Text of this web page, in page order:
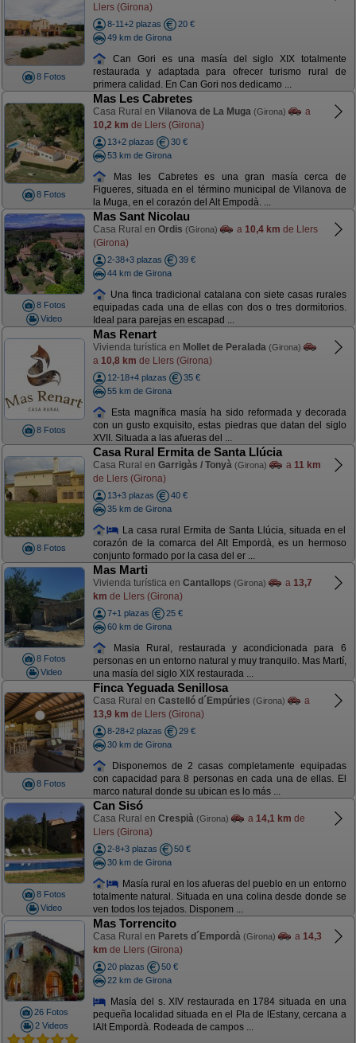
8 Fotos
Llers (Girona)
8-11+2 plazas
20 €
49 km de Girona
Can Gori es una masía del siglo XIX totalmente
restaurada y adaptada para ofrecer turismo rural de
primera calidad. En Can Gori nos dedicamo ...
8 Fotos
Mas Les Cabretes
Casa Rural en Vilanova de La Muga (Girona)
a
10,2 km de Llers (Girona)
13+2 plazas
30 €
53 km de Girona
Mas les Cabretes es una gran masía cerca de
Figueres, situada en el término municipal de Vilanova de
la Muga, en el corazón del Alt Empodà. ...
8 Fotos
Video
Mas Sant Nicolau
Casa Rural en Ordis (Girona) a 10,4 km de Llers
(Girona)
2-38+3 plazas
39 €
44 km de Girona
Una finca tradicional catalana con siete casas rurales
equipadas cada una de ellas con dos o tres dormitorios.
Ideal para parejas en escapad ...
8 Fotos
Mas Renart
Vivienda turística en Mollet de Peralada (Girona)
a 10,8 km de Llers (Girona)
12-18+4 plazas
35 €
55 km de Girona
Esta magnífica masía ha sido reformada y decorada
con un gusto exquisito, estas piedras que datan del siglo
XVII. Situada a las afueras del ...
8 Fotos
Casa Rural Ermita de Santa Llúcia
Casa Rural en Garrigàs / Tonyà (Girona) a 11 km
de Llers (Girona)
13+3 plazas
40 €
35 km de Girona
La casa rural Ermita de Santa Llúcia, situada en el
corazón de la comarca del Alt Empordà, es un hermoso
conjunto formado por la casa del er ...
8 Fotos
Video
Mas Marti
Vivienda turística en Cantallops (Girona) a 13,7
km de Llers (Girona)
7+1 plazas
25 €
60 km de Girona
Masia Rural, restaurada y acondicionada para 6
personas en un entorno natural y muy tranquilo. Mas Martí,
una masía del siglo XIX restaurada ...
8 Fotos
Finca Yeguada Senillosa
Casa Rural en Castelló d´Empúries (Girona)
a
13,9 km de Llers (Girona)
8-28+2 plazas
29 €
30 km de Girona
Disponemos de 2 casas completamente equipadas
con capacidad para 8 personas en cada una de ellas. El
marco natural donde su ubican es lo más ...
8 Fotos
Video
Can Sisó
Casa Rural en Crespià (Girona) a 14,1 km de
Llers (Girona)
2-8+3 plazas
50 €
30 km de Girona
Masía rural en los afueras del pueblo en un entorno
totalmente natural. Situada en una colina desde donde se
ven todos los tejados. Disponem ...
26 Fotos
2 Videos
Mas Torrencito
Casa Rural en Parets d´Empordà (Girona) a 14,3
km de Llers (Girona)
20 plazas
50 €
22 km de Girona
Masía del s. XIV restaurada en 1784 situada en una
pequeña localidad situada en el Pla de lEstany, cercana a
lAlt Empordà. Rodeada de campos ...